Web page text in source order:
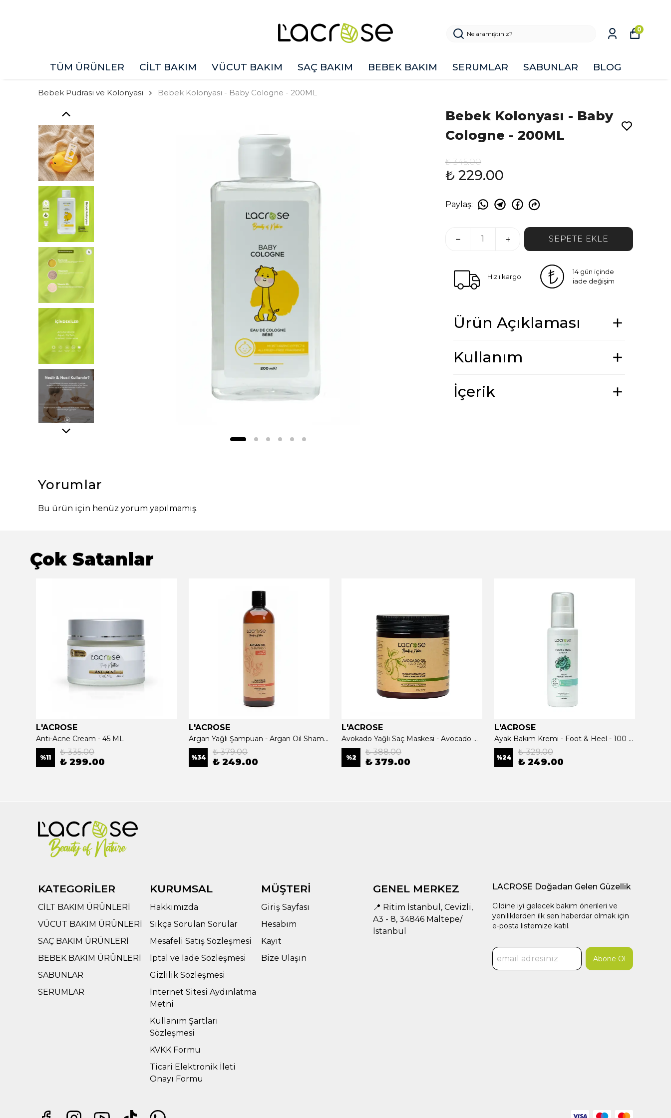
TÜM ÜRÜNLER CİLT BAKIM VÜCUT BAKIM SAÇ BAKIM BEBEK BAKIM SERUMLAR SABUNLAR BLOG
0
Bebek Pudrası ve Kolonyası Bebek Kolonyası - Baby Cologne - 200ML
Bebek Kolonyası - Baby
Cologne - 200ML
₺ 345.00
₺ 229.00
Paylaş:
SEPETE EKLE
Hızlı kargo
14 gün içinde
iade değişim
Ürün Açıklaması
Kullanım
İçerik
Yorumlar
Bu ürün için henüz yorum yapılmamış.
Çok Satanlar
L'ACROSE
Anti-Acne Cream - 45 ML
%11
₺ 335.00
₺ 299.00
L'ACROSE
Argan Yağlı Şampuan - Argan Oil Shampoo - 400 ML
%34
₺ 379.00
₺ 249.00
L'ACROSE
Avokado Yağlı Saç Maskesi - Avocado Oil Hair Care Mask - 500 ML
%2
₺ 388.00
₺ 379.00
L'ACROSE
Ayak Bakım Kremi - Foot & Heel - 100 ML
%24
₺ 329.00
₺ 249.00
KATEGORİLER
CİLT BAKIM ÜRÜNLERİ
VÜCUT BAKIM ÜRÜNLERİ
SAÇ BAKIM ÜRÜNLERİ
BEBEK BAKIM ÜRÜNLERİ
SABUNLAR
SERUMLAR
KURUMSAL
Hakkımızda
Sıkça Sorulan Sorular
Mesafeli Satış Sözleşmesi
İptal ve İade Sözleşmesi
Gizlilik Sözleşmesi
İnternet Sitesi Aydınlatma
Metni
Kullanım Şartları
Sözleşmesi
KVKK Formu
Ticari Elektronik İleti
Onayı Formu
MÜŞTERİ
Giriş Sayfası
Hesabım
Kayıt
Bize Ulaşın
GENEL MERKEZ
📍 Ritim İstanbul, Cevizli,
A3 - 8, 34846 Maltepe/
İstanbul
LACROSE Doğadan Gelen Güzellik
Cildine iyi gelecek bakım önerileri ve
yeniliklerden ilk sen haberdar olmak için
e-posta listemize katıl.
Abone Ol